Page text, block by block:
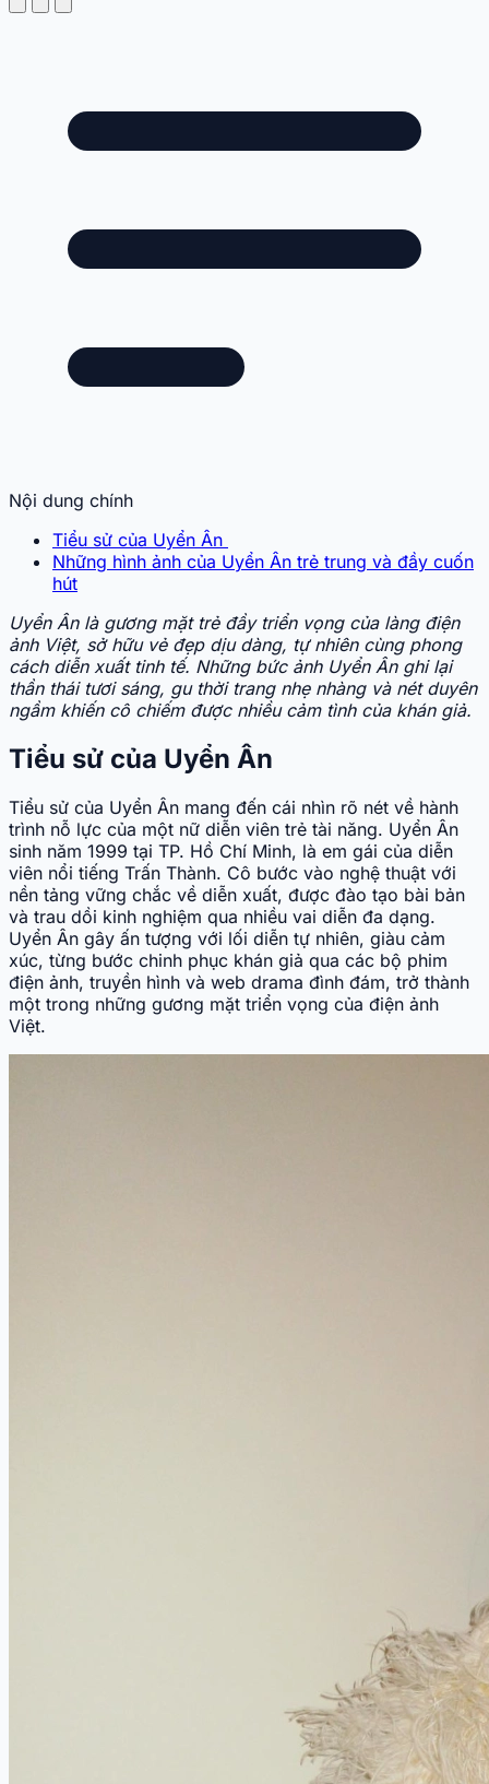
Nội dung chính
Tiểu sử của Uyển Ân
Những hình ảnh của Uyển Ân trẻ trung và đầy cuốn
hút
Uyển Ân là gương mặt trẻ đầy triển vọng của làng điện
ảnh Việt, sở hữu vẻ đẹp dịu dàng, tự nhiên cùng phong
cách diễn xuất tinh tế. Những bức ảnh Uyển Ân ghi lại
thần thái tươi sáng, gu thời trang nhẹ nhàng và nét duyên
ngầm khiến cô chiếm được nhiều cảm tình của khán giả.
Tiểu sử của Uyển Ân
Tiểu sử của Uyển Ân mang đến cái nhìn rõ nét về hành
trình nỗ lực của một nữ diễn viên trẻ tài năng. Uyển Ân
sinh năm 1999 tại TP. Hồ Chí Minh, là em gái của diễn
viên nổi tiếng Trấn Thành. Cô bước vào nghệ thuật với
nền tảng vững chắc về diễn xuất, được đào tạo bài bản
và trau dồi kinh nghiệm qua nhiều vai diễn đa dạng.
Uyển Ân gây ấn tượng với lối diễn tự nhiên, giàu cảm
xúc, từng bước chinh phục khán giả qua các bộ phim
điện ảnh, truyền hình và web drama đình đám, trở thành
một trong những gương mặt triển vọng của điện ảnh
Việt.